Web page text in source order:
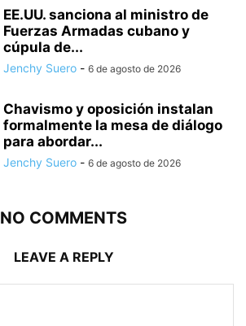
EE.UU. sanciona al ministro de
Fuerzas Armadas cubano y
cúpula de...
Jenchy Suero - 6 de agosto de 2026
Chavismo y oposición instalan
formalmente la mesa de diálogo
para abordar...
Jenchy Suero - 6 de agosto de 2026
NO COMMENTS
LEAVE A REPLY